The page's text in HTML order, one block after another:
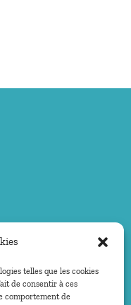
telles que les cookies
de consentir à ces
comportement de